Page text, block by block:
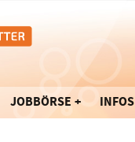
JOBBÖRSE INFOS